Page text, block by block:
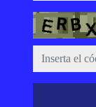
Captcha